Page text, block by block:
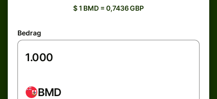
$ 1 BMD = 0,7436 GBP
Bedrag
BMD